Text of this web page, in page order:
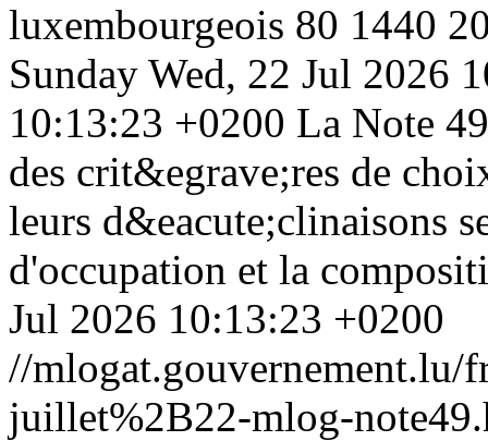
luxembourgeois 80 1440
Sunday Wed, 22 Jul 2026
10:13:23 +0200 La Note
des crit&egrave;res de
leurs d&eacute;clinaisons
d'occupation et la
Jul 2026 10:13:23 +0200
//mlogat.gouvernement.lu/
juillet%2B22-mlog-